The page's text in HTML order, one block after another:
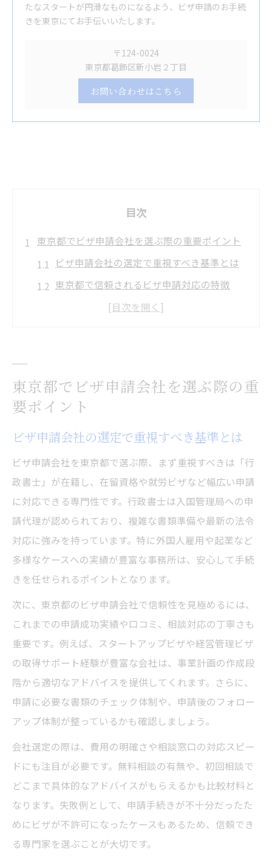
たなスタートが円滑なものになるよう、ビザ申請のお手続
きを東京にてお手伝いいたします。
〒124-0024
東京都葛飾区新小岩２丁目
お問い合わせはこちら
目次
東京都でビザ申請会社を選ぶ際の重要ポイント
ビザ申請会社の選定で重視すべき基準とは
東京都で信頼されるビザ申請対応の特徴
ビザ申請サポート体制と専門性の見極め方
め方
ビザ申請なら東京都の専門会社が安心な理由
東京都のビザ申請専門会社が強い理由を解
最新法令に精通したビザ申請会社の強み
東京都内のビザ申請サポート実績と信頼性
外国人支援で選ばれるビザ申請会社の特徴
スタートアップビザ申請の流れと東京都の支援
策
スタートアップビザ申請の基本的な流れを
解説
東京都が提供するスタートアップ支援の活
用法
スタートアップビザ申請に必要な書類準備
とは
ビザ申請会社と進める支援制度の利用ポイ
ント
スタートアップビザ申請時の注意点と対策
会社設立時に活用したいビザ申請手続きのコツ
会社設立とビザ申請を同時進行するポイン
ト
東京都でビザ申請会社を選ぶ際の重
要ポイント
ビザ申請会社の選定で重視すべき基準とは
ビザ申請会社を東京都で選ぶ際、まず重視すべきは「行
政書士」が在籍し、在留資格や就労ビザなど幅広い申請
に対応できる専門性です。行政書士は入国管理局への申
請代理が認められており、複雑な書類準備や最新の法令
対応に強みを持っています。特に外国人雇用や起業など
多様なケースへの実績が豊富な事務所は、安心して手続
きを任せられるポイントとなります。
次に、東京都のビザ申請会社で信頼性を見極めるには、
これまでの申請成功実績や口コミ、相談対応の丁寧さも
重要です。例えば、スタートアップビザや経営管理ビザ
の取得サポート経験が豊富な会社は、事業計画の作成段
階から適切なアドバイスを提供してくれます。さらに、
申請に必要な書類のチェック体制や、申請後のフォロー
アップ体制が整っているかも確認しましょう。
会社選定の際は、費用の明確さや相談窓口の対応スピー
ドにも注目が必要です。無料相談の有無や、初回相談で
どこまで具体的なアドバイスがもらえるかも比較材料と
なります。失敗例として、申請手続きが不十分だったた
めにビザが不許可になったケースもあるため、信頼でき
る専門家を選ぶことが大切です。